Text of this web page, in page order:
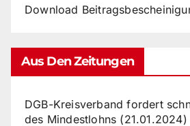
Download
Aus Den Zeitungen
DGB-Kreisverband fordert
des Mindestlohns (21.01.2024)